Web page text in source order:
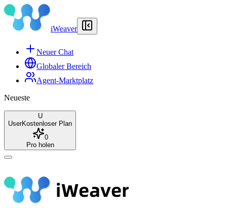
iWeaver
Neuer Chat
Globaler Bereich
Agent-Marktplatz
Neueste
U
UserKostenloser Plan
0
Pro holen